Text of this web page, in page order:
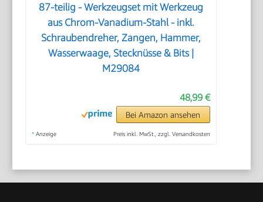
87-teilig - Werkzeugset mit Werkzeug
aus Chrom-Vanadium-Stahl - inkl.
Schraubendreher, Zangen, Hammer,
Wasserwaage, Stecknüsse & Bits |
M29084
48,99 €
Bei Amazon ansehen
* Anzeige Preis inkl. MwSt., zzgl. Versandkosten